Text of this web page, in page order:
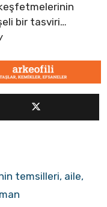
keşfetmelerinin
bir tasviri…
temsilleri, aile,